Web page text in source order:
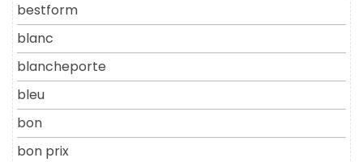
bestform
blanc
blancheporte
bleu
bon
bon prix